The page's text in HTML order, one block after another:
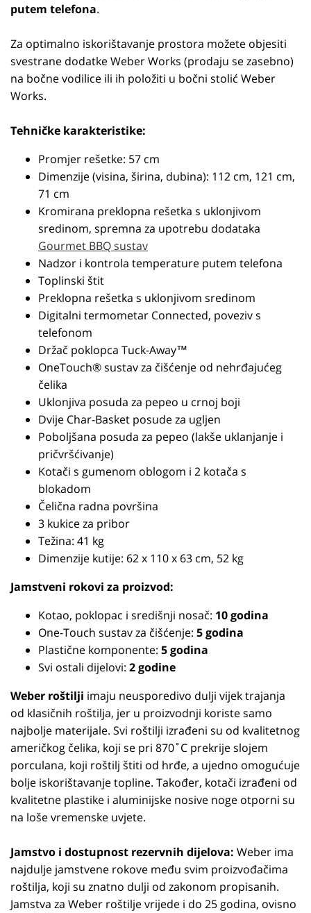
putem telefona.
Za optimalno iskorištavanje prostora možete objesiti
svestrane dodatke Weber Works (prodaju se zasebno)
na bočne vodilice ili ih položiti u bočni stolić Weber
Works.
Tehničke karakteristike:
Promjer rešetke: 57 cm
Dimenzije (visina, širina, dubina): 112 cm, 121 cm,
71 cm
Kromirana preklopna rešetka s uklonjivom
sredinom, spremna za upotrebu dodataka
Gourmet BBQ sustav
Nadzor i kontrola temperature putem telefona
Toplinski štit
Preklopna rešetka s uklonjivom sredinom
Digitalni termometar Connected, poveziv s
telefonom
Držač poklopca Tuck-Away™
OneTouch® sustav za čišćenje od nehrđajućeg
čelika
Uklonjiva posuda za pepeo u crnoj boji
Dvije Char-Basket posude za ugljen
Poboljšana posuda za pepeo (lakše uklanjanje i
pričvršćivanje)
Kotači s gumenom oblogom i 2 kotača s
blokadom
Čelična radna površina
3 kukice za pribor
Težina: 41 kg
Dimenzije kutije: 62 x 110 x 63 cm, 52 kg
Jamstveni rokovi za proizvod:
Kotao, poklopac i središnji nosač: 10 godina
One-Touch sustav za čišćenje: 5 godina
Plastične komponente: 5 godina
Svi ostali dijelovi: 2 godine
Weber roštilji imaju neusporedivo dulji vijek trajanja
od klasičnih roštilja, jer u proizvodnji koriste samo
najbolje materijale. Svi roštilji izrađeni su od kvalitetnog
američkog čelika, koji se pri 870˚C prekrije slojem
porculana, koji roštilj štiti od hrđe, a ujedno omogućuje
bolje iskorištavanje topline. Također, kotači izrađeni od
kvalitetne plastike i aluminijske nosive noge otporni su
na loše vremenske uvjete.
Jamstvo i dostupnost rezervnih dijelova: Weber ima
najdulje jamstvene rokove među svim proizvođačima
roštilja, koji su znatno dulji od zakonom propisanih.
Jamstva za Weber roštilje vrijede i do 25 godina, ovisno